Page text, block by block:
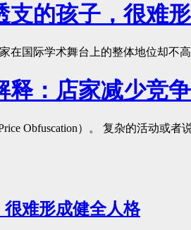
支的孩子，很难
国际学术舞台上的整体地位却不
释：店家减少竞
Obfuscation）。 复杂的活动或者
很难形成健全人格